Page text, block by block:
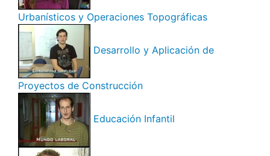
Urbanísticos y Operaciones Topográficas
Desarrollo y Aplicación de
Proyectos de Construcción
Educación Infantil